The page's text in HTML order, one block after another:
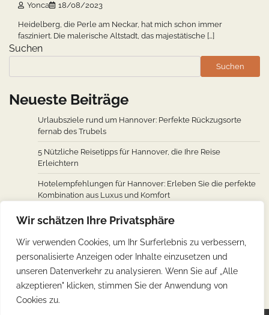
Wir schätzen Ihre Privatsphäre
Wir verwenden Cookies, um Ihr Surferlebnis zu verbessern,
personalisierte Anzeigen oder Inhalte einzusetzen und
unseren Datenverkehr zu analysieren. Wenn Sie auf „Alle
akzeptieren" klicken, stimmen Sie der Anwendung von
Cookies zu.
Yonca 18/08/2023
Heidelberg, die Perle am Neckar, hat mich schon immer
fasziniert. Die malerische Altstadt, das majestätische […]
Suchen
Suchen
Neueste Beiträge
Urlaubsziele rund um Hannover: Perfekte Rückzugsorte
fernab des Trubels
5 Nützliche Reisetipps für Hannover, die Ihre Reise
Erleichtern
Hotelempfehlungen für Hannover: Erleben Sie die perfekte
Kombination aus Luxus und Komfort
Wie man von den wichtigsten Städten weltweit nach
Hannover fliegt: Ein Überblick über Flugverbindungen
Hannovers kulinarische Reise: Unverzichtbare traditionelle
deutsche Köstlichkeiten